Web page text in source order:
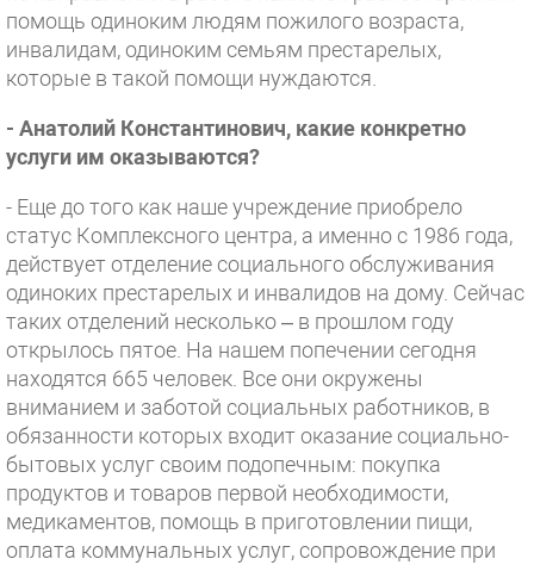
помощь одиноким людям пожилого возраста,
инвалидам, одиноким семьям престарелых,
которые в такой помощи нуждаются.
- Анатолий Константинович, какие конкретно
услуги им оказываются?
- Еще до того как наше учреждение приобрело
статус Комплексного центра, а именно с 1986 года,
действует отделение социального обслуживания
одиноких престарелых и инвалидов на дому. Сейчас
таких отделений несколько – в прошлом году
открылось пятое. На нашем попечении сегодня
находятся 665 человек. Все они окружены
вниманием и заботой социальных работников, в
обязанности которых входит оказание социально-
бытовых услуг своим подопечным: покупка
продуктов и товаров первой необходимости,
медикаментов, помощь в приготовлении пищи,
оплата коммунальных услуг, сопровождение при